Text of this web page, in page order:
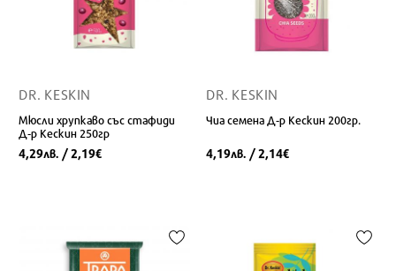
DR. KESKIN
Мюсли хрупкаво със стафиди
Д-р Кескин 250гр
4,29лв. / 2,19€
DR. KESKIN
Чиа семена Д-р Кескин 200гр.
4,19лв. / 2,14€